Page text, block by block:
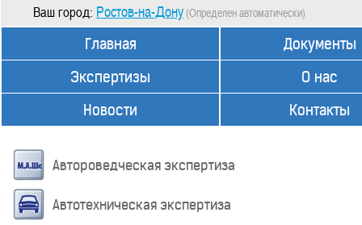
Ваш город: Ростов-на-Дону (Определен автоматически)
Главная
Экспертизы
Новости
Документы
О нас
Контакты
Автороведческая экспертиза
Автотехническая экспертиза